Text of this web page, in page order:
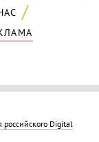
российского Digital